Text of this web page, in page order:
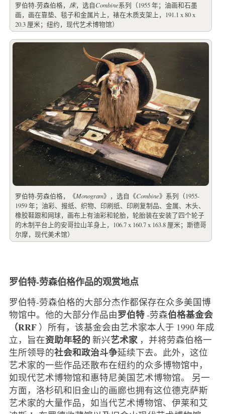
罗伯特-劳森伯格， 床，选自Combine系列（1955 年；油画和石墨
画，画在靠垫、毯子和金属片上，裱在木质支架上，191.1 x 80 x
20.3 厘米；纽约，现代艺术博物馆）
罗伯特-劳森伯格，《Monogram》，选自《Combine》系列（1955-
1959 年；油彩、报纸、织物、印刷纸、印刷复制品、金属、木头、
橡胶鞋跟和网球，画布上有油彩和轮胎，轮胎装在安装了四个轮子
的木制平台上的安哥拉山羊身上，106.7 x 160.7 x 163.8 厘米；斯德哥
尔摩，现代美术馆）
罗伯特-劳森伯格作品的观赏地点
罗伯特-劳森伯格的大部分杰作都保存在众多美国博
物馆中。他的大部分作品由罗伯特-劳森伯格基金会
（RRF ）所有，该基金会由艺术家本人于 1990 年成
立，旨在资助年轻的 新兴艺术家 ，并将劳森伯格一
生所领导的社会和政治斗争延续下去。此外，这位
艺术家的一些作品还散布在纽约的众多博物馆中，
如现代艺术博物馆和惠特尼美国艺术博物馆。 另一
方面，洛杉矶和旧金山的画廊也拥有这位德克萨斯
艺术家的大量作品，如当代艺术博物馆、伊莱和艾